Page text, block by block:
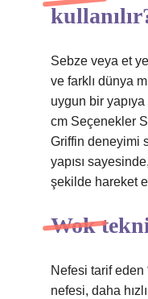
Sebze veya et
ve farklı dünya
uygun bir
cm Seçenekler
Griffin deneyimi
yapısı
şekilde hareket
Wok
Nefesi tarif eden
nefesi, daha